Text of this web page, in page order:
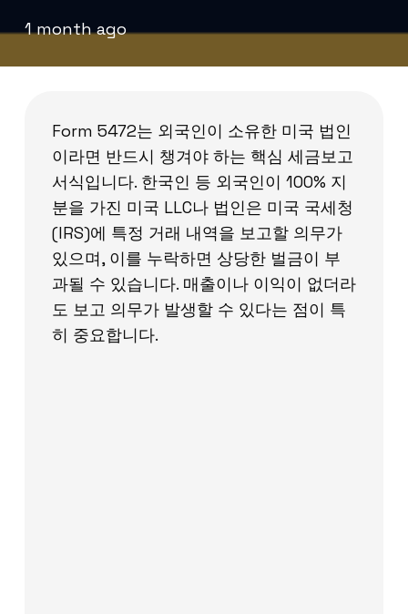
1 month ago
Form 5472는 외국인이 소유한 미국 법인
이라면 반드시 챙겨야 하는 핵심 세금보고
서식입니다. 한국인 등 외국인이 100% 지
분을 가진 미국 LLC나 법인은 미국 국세청
(IRS)에 특정 거래 내역을 보고할 의무가
있으며, 이를 누락하면 상당한 벌금이 부
과될 수 있습니다. 매출이나 이익이 없더라
도 보고 의무가 발생할 수 있다는 점이 특
히 중요합니다.